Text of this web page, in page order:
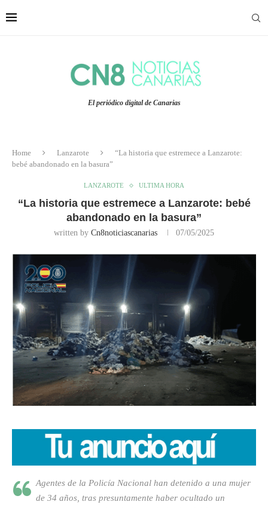
El periódico digital de Canarias
Home Lanzarote
“La historia que estremece a Lanzarote:
bebé abandonado en la basura”
LANZAROTE ULTIMA HORA
“La historia que estremece a Lanzarote: bebé
abandonado en la basura”
written by Cn8noticiascanarias 07/05/2025
Agentes de la Policía Nacional han detenido a una mujer
de 34 años, tras presuntamente haber ocultado un